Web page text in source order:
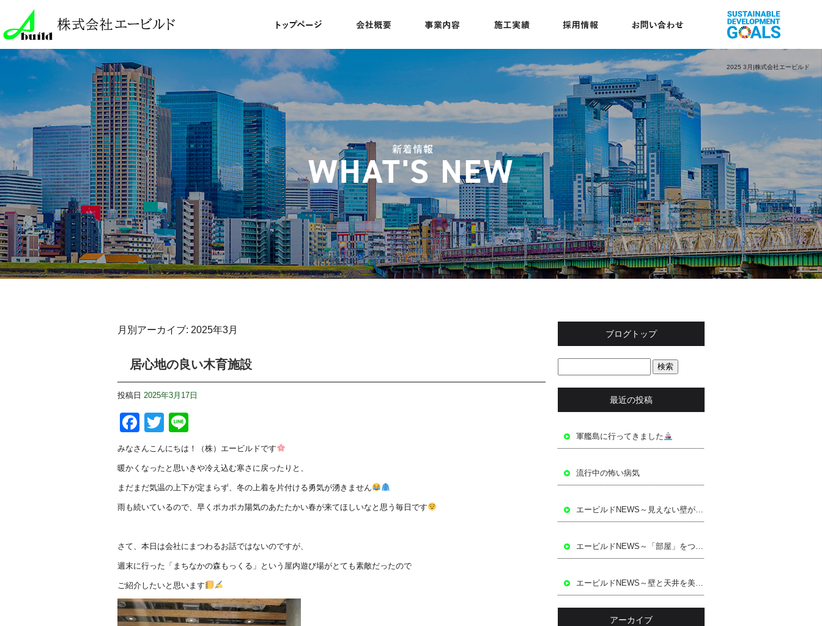
2025 3月|株式会社エービルド
月別アーカイブ: 2025年3月
居心地の良い木育施設
投稿日 2025年3月17日
Facebook
Twitter
みなさんこんにちは！（株）エービルドです
暖かくなったと思いきや冷え込む寒さに戻ったりと、
まだまだ気温の上下が定まらず、冬の上着を片付ける勇気が湧きません
雨も続いているので、早くポカポカ陽気のあたたかい春が来てほしいなと思う毎日です
さて、本日は会社にまつわるお話ではないのですが、
週末に行った「まちなかの森もっくる」という屋内遊び場がとても素敵だったので
ご紹介したいと思います
ブログトップ
最近の投稿
軍艦島に行ってきました
流行中の怖い病気
エービルドNEWS～見えない壁が「安心」を支える～
エービルドNEWS～「部屋」をつくる～
エービルドNEWS～壁と天井を美しく仕上げる～
アーカイブ